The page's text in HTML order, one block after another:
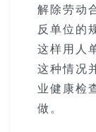
解除劳动
反单位的
这样用人
这种情况
业健康检
做。